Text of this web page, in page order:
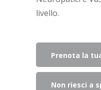
livello.
Prenota la
Non riesci a